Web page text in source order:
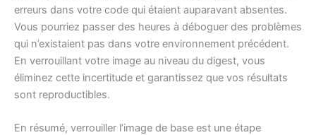
erreurs dans votre code qui étaient auparavant absentes.
Vous pourriez passer des heures à déboguer des problèmes
qui n’existaient pas dans votre environnement précédent.
En verrouillant votre image au niveau du digest, vous
éliminez cette incertitude et garantissez que vos résultats
sont reproductibles.
En résumé, verrouiller l’image de base est une étape